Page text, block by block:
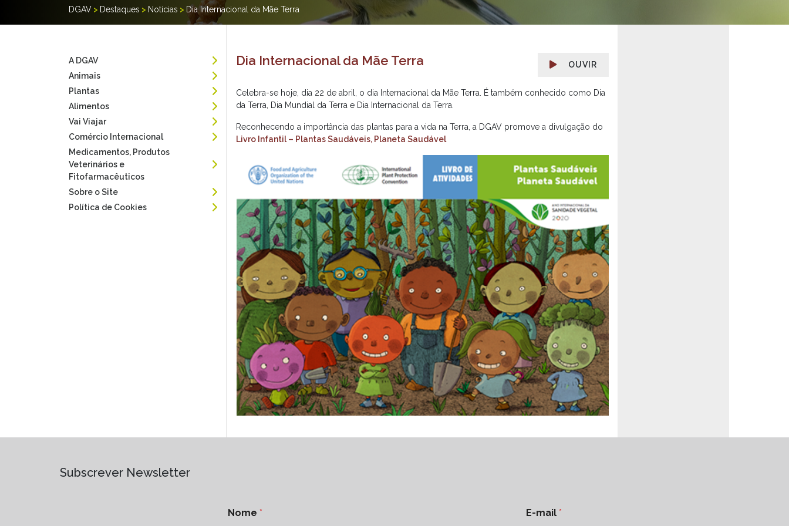
DGAV > Destaques > Notícias > Dia Internacional da Mãe Terra
A DGAV
Animais
Plantas
Alimentos
Vai Viajar
Comércio Internacional
Medicamentos, Produtos
Veterinários e
Fitofarmacêuticos
Sobre o Site
Política de Cookies
OUVIR
Dia Internacional da Mãe Terra
Celebra-se hoje, dia 22 de abril, o dia Internacional da Mãe Terra. É também conhecido como Dia
da Terra, Dia Mundial da Terra e Dia Internacional da Terra.
Reconhecendo a importância das plantas para a vida na Terra, a DGAV promove a divulgação do
Livro Infantil – Plantas Saudáveis, Planeta Saudável
Subscrever Newsletter
Nome * E-mail*